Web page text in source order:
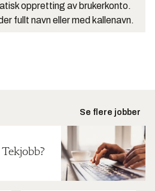
oppretting av brukerkonto.
fullt navn eller med kallenavn.
Se flere jobber